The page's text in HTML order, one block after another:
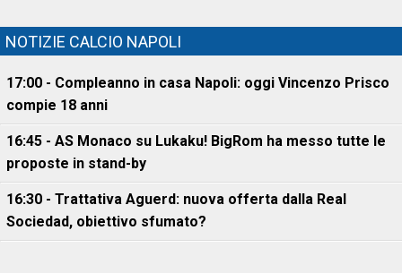
NOTIZIE CALCIO NAPOLI
17:00 - Compleanno in casa Napoli: oggi Vincenzo Prisco
compie 18 anni
16:45 - AS Monaco su Lukaku! BigRom ha messo tutte le
proposte in stand-by
16:30 - Trattativa Aguerd: nuova offerta dalla Real
Sociedad, obiettivo sfumato?